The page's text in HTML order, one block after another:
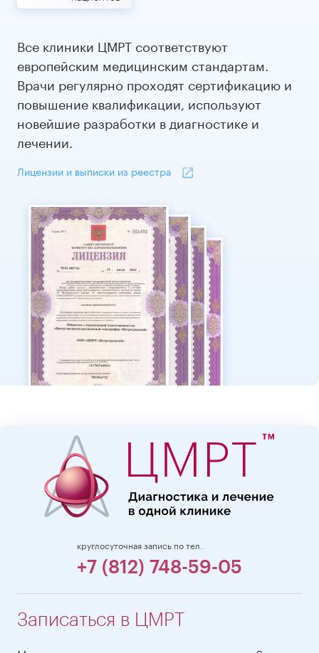
Все клиники ЦМРТ соответствуют
европейским медицинским стандартам.
Врачи регулярно проходят сертификацию и
повышение квалификации, используют
новейшие разработки в диагностике и
лечении.
Лицензии и выписки из реестра
круглосуточная запись по тел.
+7 (812) 748-59-05
Записаться в ЦМРТ